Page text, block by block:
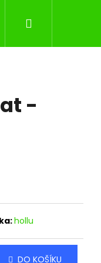
Nákupní
-
hollu
DO KOŠÍKU